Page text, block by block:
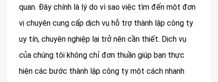
quan. Đây chính là lý do vì sao việc tìm đến một đơn
vị chuyên cung cấp dịch vụ hỗ trợ thành lập công ty
uy tín, chuyên nghiệp lại trở nên cần thiết. Dịch vụ
của chúng tôi không chỉ đơn thuần giúp bạn thực
hiện các bước thành lập công ty một cách nhanh